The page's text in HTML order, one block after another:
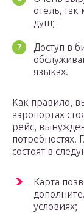
отель, так
душ;
Доступ в
языках.
Как правило,
аэропортах
рейс,
потребностях.
состоят в
Карта
условиях;